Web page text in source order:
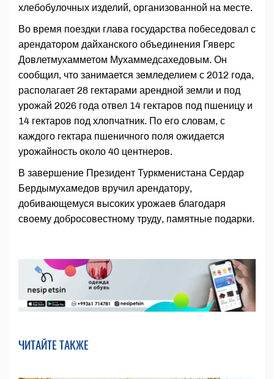
хлебобулочных изделий, организованной на месте.
Во время поездки глава государства побеседовал с
арендатором дайханского объединения Гяверс
Довлетмухамметом Мухаммедсахедовым. Он
сообщил, что занимается земледелием с 2012 года,
располагает 28 гектарами арендной земли и под
урожай 2026 года отвел 14 гектаров под пшеницу и
14 гектаров под хлопчатник. По его словам, с
каждого гектара пшеничного поля ожидается
урожайность около 40 центнеров.
В завершение Президент Туркменистана Сердар
Бердымухамедов вручил арендатору,
добивающемуся высоких урожаев благодаря
своему добросовестному труду, памятные подарки.
ЧИТАЙТЕ ТАКЖЕ